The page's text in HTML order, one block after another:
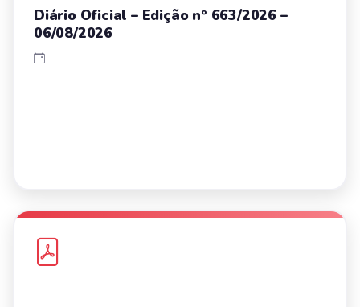
Diário Oficial – Edição nº 663/2026 –
06/08/2026